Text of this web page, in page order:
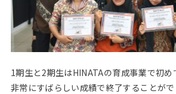
1期生と2期生はHINATAの育成事業で初め
非常にすばらしい成績で終了することがで